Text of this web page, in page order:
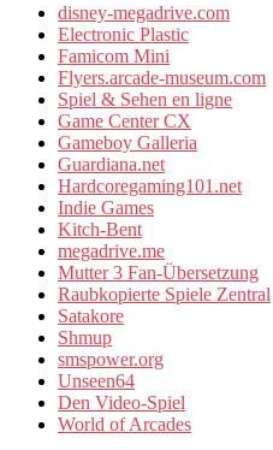
disney-megadrive.com
Electronic Plastic
Famicom Mini
Flyers.arcade-museum.com
Spiel & Sehen en ligne
Game Center CX
Gameboy Galleria
Guardiana.net
Hardcoregaming101.net
Indie Games
Kitch-Bent
megadrive.me
Mutter 3 Fan-Übersetzung
Raubkopierte Spiele Zentral
Satakore
Shmup
smspower.org
Unseen64
Den Video-Spiel
World of Arcades